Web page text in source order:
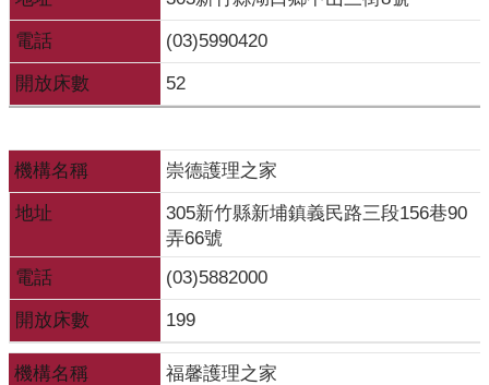
網
站
資
開
放
宣
告
電話 (03)5990420
開放床數 52
機構名稱 崇德護理之家
地址
305新竹縣新埔鎮義民路三段156巷90
弄66號
電話
(03)5882000
開放床數 199
機構名稱 福馨護理之家